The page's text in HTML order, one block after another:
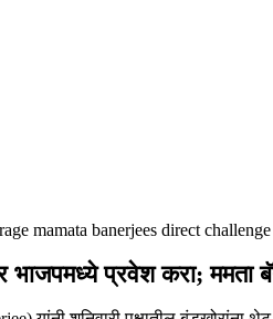
mamata banerjees direct
प्रवेश करा; ममता